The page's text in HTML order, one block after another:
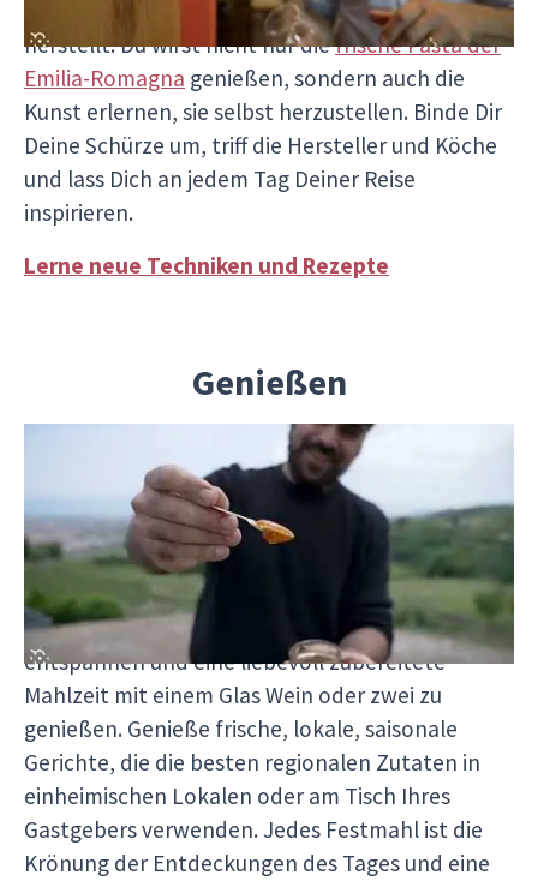
sondern auch lernen, wie man sie selbst
herstellt. Du wirst nicht nur diefrische Pasta der
Emilia-Romagna genießen, sondern auch die
Kunst erlernen, sie selbst herzustellen. Binde Dir
Deine Schürze um, triff die Hersteller und Köche
und lass Dich an jedem Tag Deiner Reise
inspirieren.
Lerne neue Techniken und Rezepte
Genießen
Nach einem Tag voller Entdeckungen,
Begegnungen mit faszinierenden Menschen und
dem Kennenlernen der Geschichte des Essens
wirst Du Dir sicher einen großen Appetit
erarbeitet haben. Jeden Abend hast Du die
Möglichkeit, Dich zurückzulehnen, zu
entspannen und eine liebevoll zubereitete
Mahlzeit mit einem Glas Wein oder zwei zu
genießen. Genieße frische, lokale, saisonale
Gerichte, die die besten regionalen Zutaten in
einheimischen Lokalen oder am Tisch Ihres
Gastgebers verwenden. Jedes Festmahl ist die
Krönung der Entdeckungen des Tages und eine